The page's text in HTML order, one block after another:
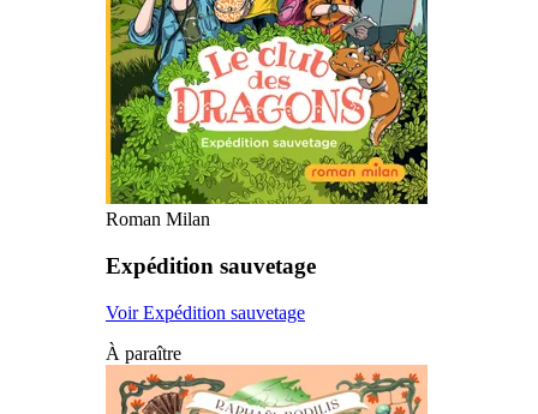
Roman Milan
Expédition sauvetage
Voir Expédition sauvetage
À paraître